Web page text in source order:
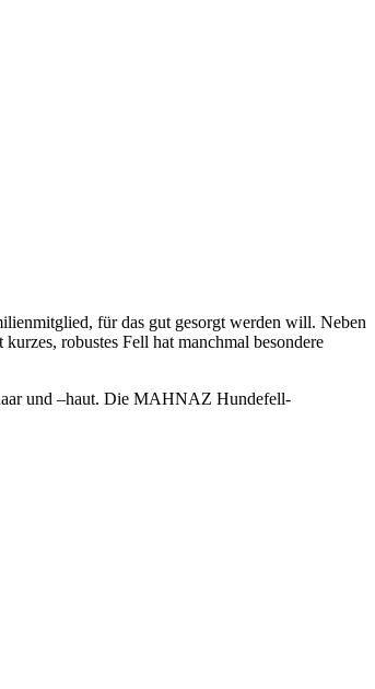
für das gut gesorgt werden will. Neben
robustes Fell hat manchmal besondere
und –haut. Die MAHNAZ Hundefell-